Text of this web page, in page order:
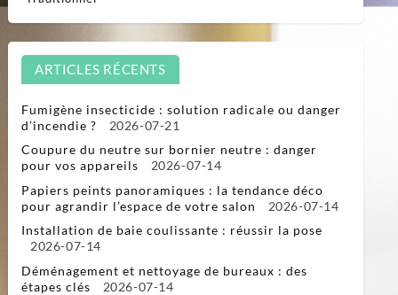
ARTICLES RÉCENTS
Fumigène insecticide : solution radicale ou danger
d’incendie ?
2026-07-21
Coupure du neutre sur bornier neutre : danger
pour vos appareils
2026-07-14
Papiers peints panoramiques : la tendance déco
pour agrandir l’espace de votre salon
2026-07-14
Installation de baie coulissante : réussir la pose
2026-07-14
Déménagement et nettoyage de bureaux : des
étapes clés
2026-07-14